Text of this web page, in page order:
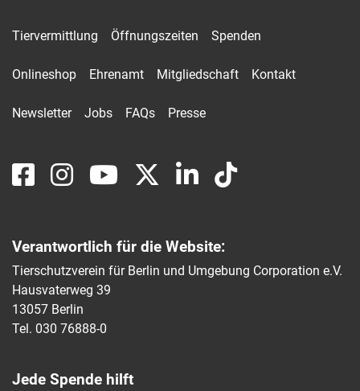
Tiervermittlung Öffnungszeiten Spenden
Onlineshop Ehrenamt Mitgliedschaft Kontakt
Newsletter Jobs FAQs Presse
Verantwortlich für die Website:
Tierschutzverein für Berlin und Umgebung Corporation e.V.
Hausvaterweg 39
13057 Berlin
Tel. 030 76888-0
Jede Spende hilft